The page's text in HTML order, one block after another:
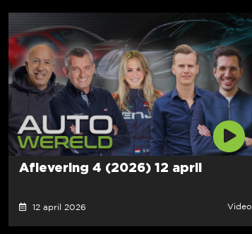
Aflevering 4 (2026) 12 april
12 april 2026 Video